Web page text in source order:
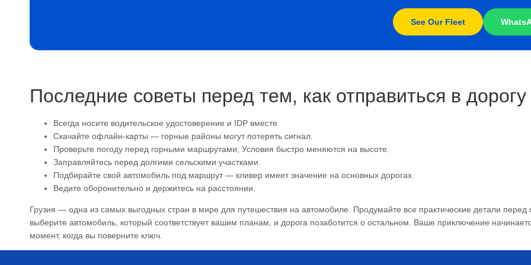
See Our Fleet
Последние советы перед тем, как отправиться в дорогу
Всегда носите водительское удостоверение и IDP вместе.
Скачайте офлайн-карты — горные районы могут потерять сигнал.
Проверьте погоду перед горными маршрутами; Условия быстро меняются на высоте.
Заправляйтесь перед долгими сельскими участками.
Подбирайте свой автомобиль под маршрут — кливер имеет значение на основных дорогах.
Ведите оборонительно и держитесь на расстоянии.
Грузия — одна из самых выгодных стран в мире для путешествия на автомобиле. Продумайте все практические детали перед
выберите автомобиль, который соответствует вашим планам, и дорога позаботится о остальном. Ваше приключение
момент, когда вы поверните ключ.